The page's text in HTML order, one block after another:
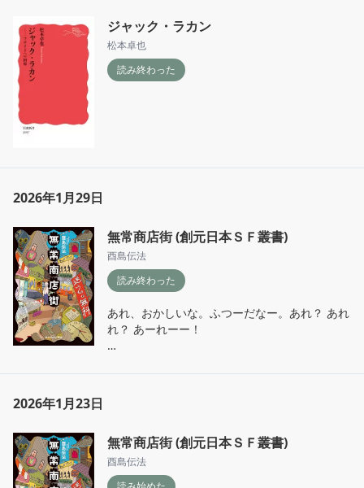
ジャック・ラカン
松本卓也
読み終わった
2026年1月29日
無常商店街 (創元日本ＳＦ叢書)
酉島伝法
読み終わった
あれ、おかしいな。ふつーだなー。あれ？ あれ
れ？ あーれーー！
戻すためにエペペってもよいかな。
あ、なぶらって微分の▽だよね。
2026年1月23日
無常商店街 (創元日本ＳＦ叢書)
酉島伝法